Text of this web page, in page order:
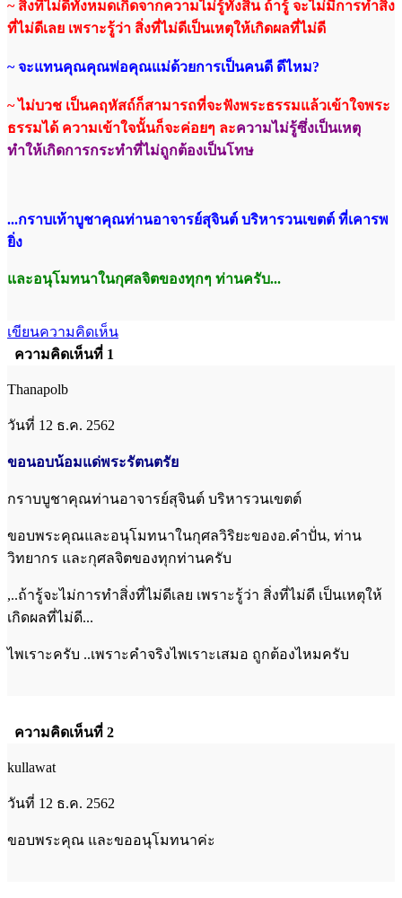
~ สิ่งที่ไม่ดีทั้งหมดเกิดจากความไม่รู้ทั้งสิ้น ถ้ารู้ จะไม่มีการทำสิ่ง
ที่ไม่ดีเลย เพราะรู้ว่า สิ่งที่ไม่ดีเป็นเหตุให้เกิดผลที่ไม่ดี
~ จะแทนคุณคุณพ่อคุณแม่ด้วยการเป็นคนดี ดีไหม?
~ ไม่บวช เป็นคฤหัสถ์ก็สามารถที่จะฟังพระธรรมแล้วเข้าใจพระ
ธรรมได้ ความเข้าใจนั้นก็จะค่อยๆ ละความไม่รู้ซึ่งเป็นเหตุ
ทำให้เกิดการกระทำที่ไม่ถูกต้องเป็นโทษ
...กราบเท้าบูชาคุณท่านอาจารย์สุจินต์ บริหารวนเขตต์ ที่เคารพ
ยิ่ง
และอนุโมทนาในกุศลจิตของทุกๆ ท่านครับ...
เขียนความคิดเห็น
ความคิดเห็นที่ 1
Thanapolb
วันที่ 12 ธ.ค. 2562
ขอนอบน้อมแด่พระรัตนตรัย
กราบบูชาคุณท่านอาจารย์สุจินต์ บริหารวนเขตต์
ขอบพระคุณและอนุโมทนาในกุศลวิริยะของอ.คำปั่น, ท่าน
วิทยากร และกุศลจิตของทุกท่านครับ
,..ถ้ารู้จะไม่การทำสิ่งที่ไม่ดีเลย เพราะรู้ว่า สิ่งที่ไม่ดี เป็นเหตุให้
เกิดผลที่ไม่ดี...
ไพเราะครับ ..เพราะคำจริงไพเราะเสมอ ถูกต้องไหมครับ
ความคิดเห็นที่ 2
kullawat
วันที่ 12 ธ.ค. 2562
ขอบพระคุณ และขออนุโมทนาค่ะ